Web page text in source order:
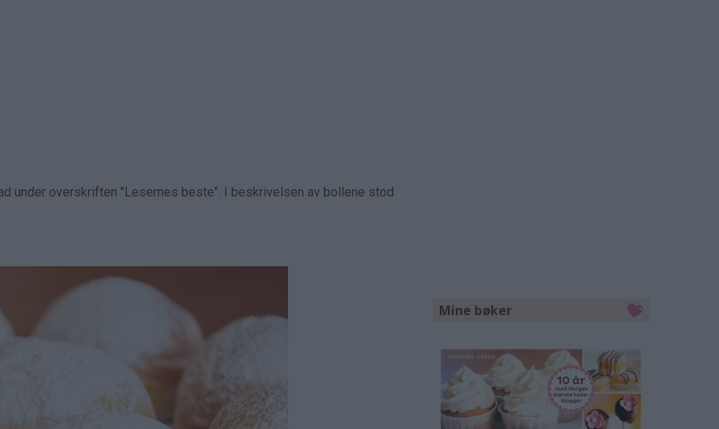
under overskriften "Lesernes beste". I beskrivelsen av bollene stod
Mine bøker